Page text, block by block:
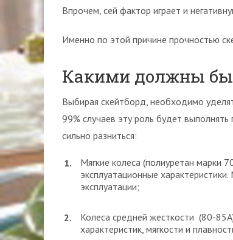
Впрочем, сей фактор играет и
Именно по этой причине прочностью
Какими должны
Выбирая скейтборд, необходимо
99% случаев эту роль будет
сильно разниться:
Мягкие колеса (полиуретан марки
эксплуатационные
эксплуатации;
Колеса средней жесткости (80-
характеристик, мягкости и